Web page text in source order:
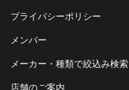
プライバシーポリシー
メンバー
メーカー・種類で絞込み検索
店舗のご案内